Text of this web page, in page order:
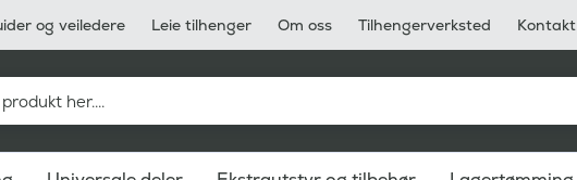
og veiledere Leie tilhenger Om oss Tilhengerverksted Kontakt